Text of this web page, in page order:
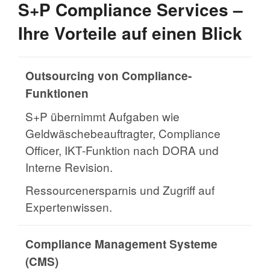
S+P Compliance Services –
Ihre Vorteile auf einen Blick
Outsourcing von Compliance-
Funktionen
S+P übernimmt Aufgaben wie
Geldwäschebeauftragter, Compliance
Officer, IKT-Funktion nach DORA und
Interne Revision.
Ressourcenersparnis und Zugriff auf
Expertenwissen.
Compliance Management Systeme
(CMS)